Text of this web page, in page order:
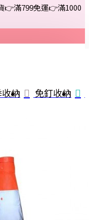
👉滿799免運👉滿1000
納 免釘收納